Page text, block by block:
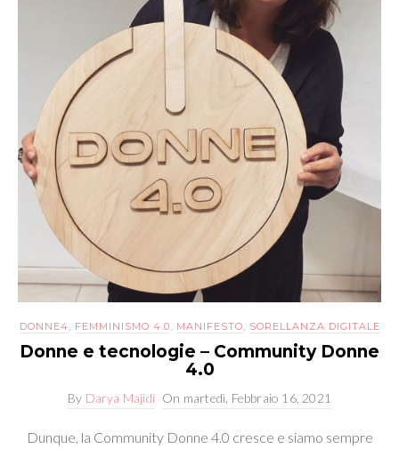
DONNE4, FEMMINISMO 4.0, MANIFESTO, SORELLANZA DIGITALE
Donne e tecnologie – Community Donne
4.0
By Darya Majidi On martedì, Febbraio 16, 2021
Dunque, la Community Donne 4.0 cresce e siamo sempre